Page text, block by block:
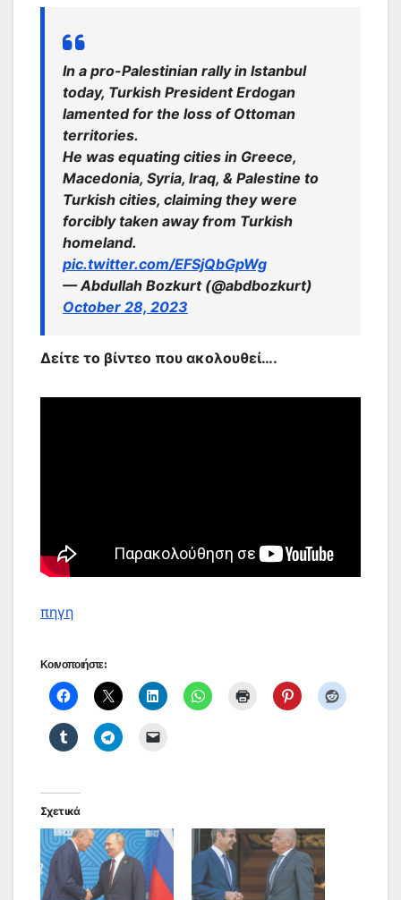
In a pro-Palestinian rally in Istanbul
today, Turkish President Erdogan
lamented for the loss of Ottoman
territories.
He was equating cities in Greece,
Macedonia, Syria, Iraq, & Palestine to
Turkish cities, claiming they were
forcibly taken away from Turkish
homeland.
pic.twitter.com/EFSjQbGpWg
— Abdullah Bozkurt (@abdbozkurt)
October 28, 2023
Δείτε το βίντεο που ακολουθεί….
πηγη
Κοινοποιήστε:
Σχετικά